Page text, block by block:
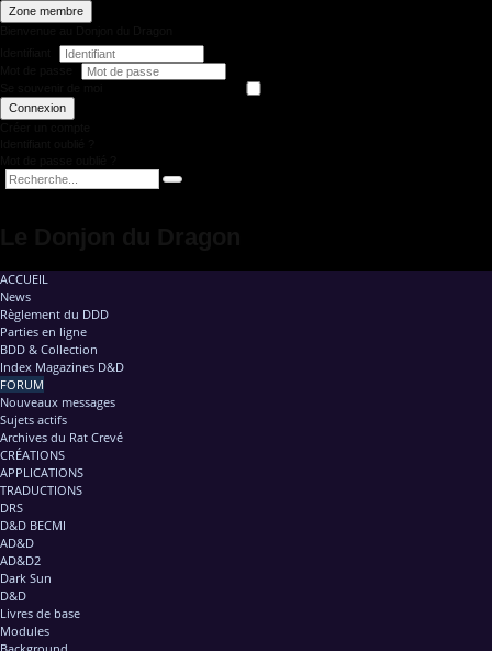
Zone membre
Connexion
ACCUEIL
News
Règlement du DDD
Parties en ligne
BDD & Collection
Index Magazines D&D
FORUM
Nouveaux messages
Sujets actifs
Archives du Rat Crevé
CRÉATIONS
APPLICATIONS
TRADUCTIONS
DRS
D&D BECMI
AD&D
AD&D2
Dark Sun
D&D
Livres de base
Modules